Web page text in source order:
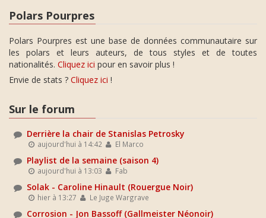
Polars Pourpres
Polars Pourpres est une base de données communautaire sur
les polars et leurs auteurs, de tous styles et de toutes
nationalités. Cliquez ici pour en savoir plus !
Envie de stats ? Cliquez ici !
Sur le forum
Derrière la chair de Stanislas Petrosky
aujourd'hui à 14:42 El Marco
Playlist de la semaine (saison 4)
aujourd'hui à 13:03 Fab
Solak - Caroline Hinault (Rouergue Noir)
hier à 13:27 Le Juge Wargrave
Corrosion - Jon Bassoff (Gallmeister Néonoir)